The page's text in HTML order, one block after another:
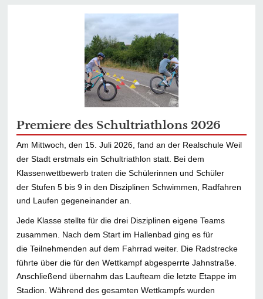
Premiere des Schultriathlons 2026
Am Mittwoch, den 15. Juli 2026, fand an der Realschule Weil
der Stadt erstmals ein Schultriathlon statt. Bei dem
Klassenwettbewerb traten die Schülerinnen und Schüler
der Stufen 5 bis 9 in den Disziplinen Schwimmen, Radfahren
und Laufen gegeneinander an.
Jede Klasse stellte für die drei Disziplinen eigene Teams
zusammen. Nach dem Start im Hallenbad ging es für
die Teilnehmenden auf dem Fahrrad weiter. Die Radstrecke
führte über die für den Wettkampf abgesperrte Jahnstraße.
Anschließend übernahm das Laufteam die letzte Etappe im
Stadion. Während des gesamten Wettkampfs wurden